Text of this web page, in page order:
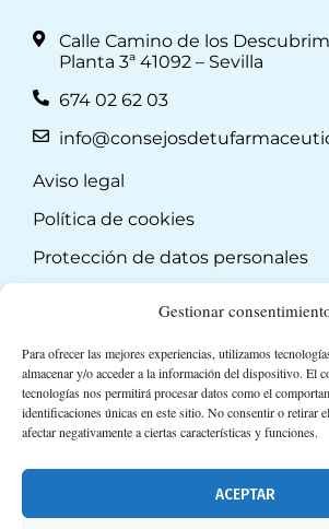
Gestionar
Para ofrecer las mejores experiencias, utilizamos
almacenar y/o acceder a la información del dispositivo. El
tecnologías nos permitirá procesar datos como el
identificaciones únicas en este sitio. No consentir o retirar
afectar negativamente a ciertas características y funciones.
ACEPTAR
Calle Camino de los
Planta 3ª 41092 – Sevilla
674 02 62 03
Aviso legal
Política de cookies
Protección de datos personales